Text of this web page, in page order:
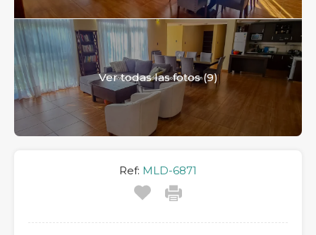
Ver todas las fotos (9)
Ref: MLD-6871